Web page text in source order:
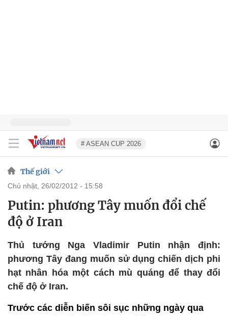
# ASEAN CUP 2026
Thế giới
chủ nhật, 26/02/2012 - 15:58
Putin: phương Tây muốn đổi chế
độ ở Iran
Thủ tướng Nga Vladimir Putin nhận định:
phương Tây đang muốn sử dụng chiến dịch phi
hạt nhân hóa một cách mù quáng để thay đổi
chế độ ở Iran.
Trước các diễn biến sôi sục những ngày qua